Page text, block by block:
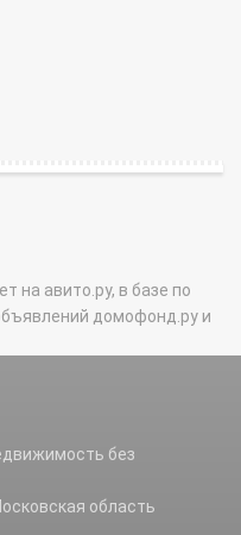
на авито.ру, в базе по
домофонд.ру и
без
область